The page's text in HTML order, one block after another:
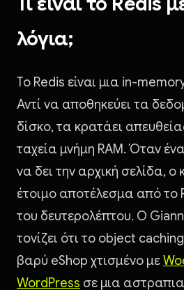
λόγια;
To Redis είναι μια in-
Αντί να αποθηκεύει τα
δίσκο, τα κρατάει
ταχεία μνήμη RAM. Όταν
να δει την αρχική σελίδα, ο
έτοιμο αποτέλεσμα από το
του δευτερολέπτου. Ο
τονίζει ότι το object
βαρύ eShop χτισμένο με
WordPress σε μια